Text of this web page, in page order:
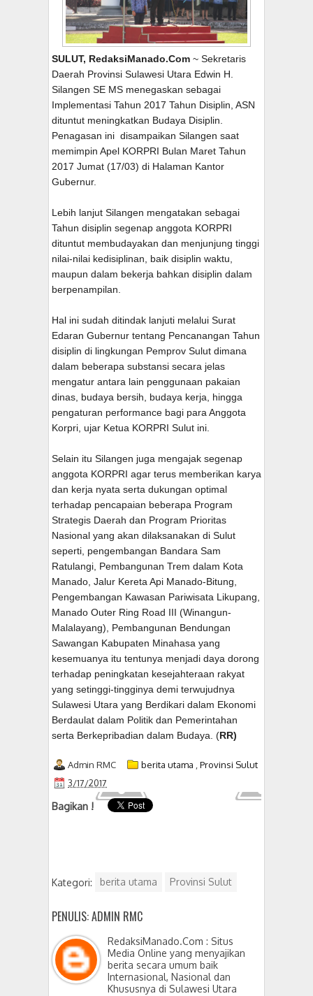
SULUT, RedaksiManado.Com ~ Sekretaris
Daerah Provinsi Sulawesi Utara Edwin H.
Silangen SE MS menegaskan sebagai
Implementasi Tahun 2017 Tahun Disiplin, ASN
dituntut meningkatkan Budaya Disiplin.
Penagasan ini disampaikan Silangen saat
memimpin Apel KORPRI Bulan Maret Tahun
2017 Jumat (17/03) di Halaman Kantor
Gubernur.
Lebih lanjut Silangen mengatakan sebagai
Tahun disiplin segenap anggota KORPRI
dituntut membudayakan dan menjunjung tinggi
nilai-nilai kedisiplinan, baik disiplin waktu,
maupun dalam bekerja bahkan disiplin dalam
berpenampilan.
Hal ini sudah ditindak lanjuti melalui Surat
Edaran Gubernur tentang Pencanangan Tahun
disiplin di lingkungan Pemprov Sulut dimana
dalam beberapa substansi secara jelas
mengatur antara lain penggunaan pakaian
dinas, budaya bersih, budaya kerja, hingga
pengaturan performance bagi para Anggota
Korpri, ujar Ketua KORPRI Sulut ini.
Selain itu Silangen juga mengajak segenap
anggota KORPRI agar terus memberikan karya
dan kerja nyata serta dukungan optimal
terhadap pencapaian beberapa Program
Strategis Daerah dan Program Prioritas
Nasional yang akan dilaksanakan di Sulut
seperti, pengembangan Bandara Sam
Ratulangi, Pembangunan Trem dalam Kota
Manado, Jalur Kereta Api Manado-Bitung,
Pengembangan Kawasan Pariwisata Likupang,
Manado Outer Ring Road III (Winangun-
Malalayang), Pembangunan Bendungan
Sawangan Kabupaten Minahasa yang
kesemuanya itu tentunya menjadi daya dorong
terhadap peningkatan kesejahteraan rakyat
yang setinggi-tingginya demi terwujudnya
Sulawesi Utara yang Berdikari dalam Ekonomi
Berdaulat dalam Politik dan Pemerintahan
serta Berkepribadian dalam Budaya. (RR)
Admin RMC berita utama
Provinsi Sulut
3/17/2017
Bagikan !
Kategori: berita utama Provinsi Sulut
PENULIS: ADMIN RMC
RedaksiManado.Com : Situs
Media Online yang menyajikan
berita secara umum baik
Internasional, Nasional dan
Khususnya di Sulawesi Utara